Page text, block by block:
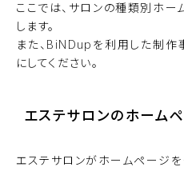
ここでは、サロンの種類別ホ
します。
また、 BiNDup を利用した制作
にしてください。
エステサロンのホーム
エステサロンがホームページ